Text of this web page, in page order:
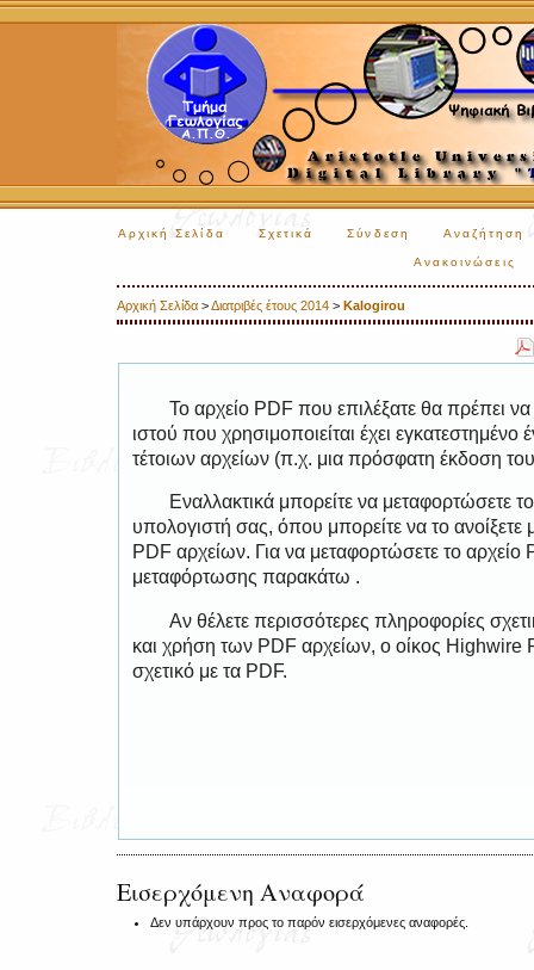
Αρχική Σελίδα Σχετικά Σύνδεση Αναζήτηση
Ανακοινώσεις
Αρχική Σελίδα >Διατριβές έτους 2014 > Kalogirou
Το αρχείο PDF που επιλέξατε θα πρέπει
ιστού που χρησιμοποιείται έχει
τέτοιων αρχείων (π.χ. μια πρόσφατη έκδοση
Εναλλακτικά μπορείτε να μεταφορτώσετε
υπολογιστή σας, όπου μπορείτε να το
PDF αρχείων. Για να μεταφορτώσετε το
μεταφόρτωσης παρακάτω .
Αν θέλετε περισσότερες πληροφορίες
και χρήση των PDF αρχείων, ο οίκος Highwire
σχετικό με τα PDF.
Εισερχόμενη Αναφορά
Δεν υπάρχουν προς το παρόν εισερχόμενες αναφορές.